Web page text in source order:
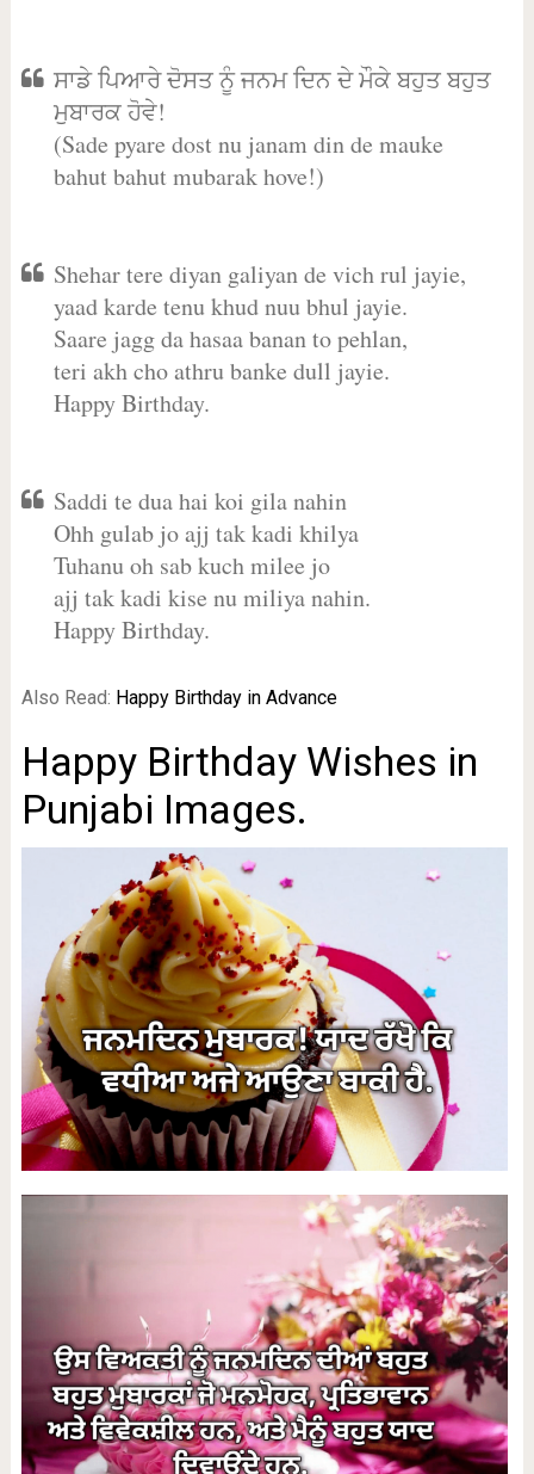
ਸਾਡੇ ਪਿਆਰੇ ਦੋਸਤ ਨੂੰ ਜਨਮ ਦਿਨ ਦੇ ਮੌਕੇ ਬਹੁਤ ਬਹੁਤ
ਮੁਬਾਰਕ ਹੋਵੇ!
(Sade pyare dost nu janam din de mauke
bahut bahut mubarak hove!)
Shehar tere diyan galiyan de vich rul jayie,
yaad karde tenu khud nuu bhul jayie.
Saare jagg da hasaa banan to pehlan,
teri akh cho athru banke dull jayie.
Happy Birthday.
Saddi te dua hai koi gila nahin
Ohh gulab jo ajj tak kadi khilya
Tuhanu oh sab kuch milee jo
ajj tak kadi kise nu miliya nahin.
Happy Birthday.
Also Read: Happy Birthday in Advance
Happy Birthday Wishes in
Punjabi Images.